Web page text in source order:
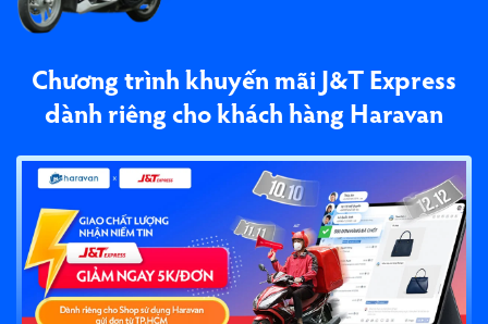
Chương trình khuyến mãi J&T Express
dành riêng cho khách hàng Haravan